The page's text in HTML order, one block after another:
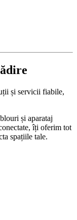
și servicii fiabile,
și aparataj
îți oferim tot
spațiile tale.